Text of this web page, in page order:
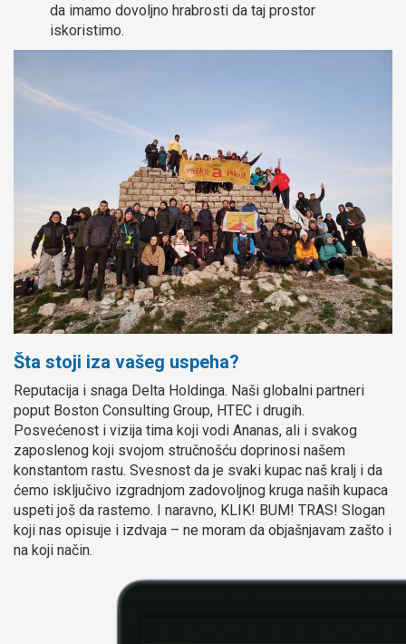
da imamo dovoljno hrabrosti da taj prostor
iskoristimo.
Šta stoji iza vašeg uspeha?
Reputacija i snaga Delta Holdinga. Naši globalni partneri
poput Boston Consulting Group, HTEC i drugih.
Posvećenost i vizija tima koji vodi Ananas, ali i svakog
zaposlenog koji svojom stručnošću doprinosi našem
konstantom rastu. Svesnost da je svaki kupac naš kralj i da
ćemo isključivo izgradnjom zadovoljnog kruga naših kupaca
uspeti još da rastemo. I naravno, KLIK! BUM! TRAS! Slogan
koji nas opisuje i izdvaja – ne moram da objašnjavam zašto i
na koji način.